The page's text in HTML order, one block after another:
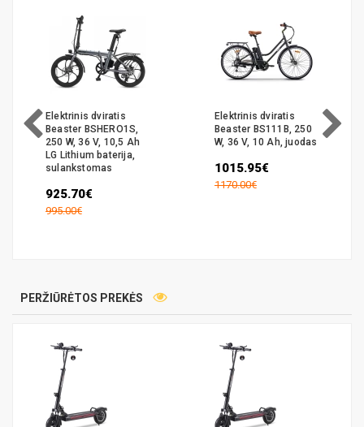
Elektrinis dviratis
Beaster BSHERO1S,
250 W, 36 V, 10,5 Ah
LG Lithium baterija,
sulankstomas
925.70€
995.00€
Elektrinis dviratis
Beaster BS111B, 250
W, 36 V, 10 Ah, juodas
1015.95€
1170.00€
PERŽIŪRĖTOS PREKĖS